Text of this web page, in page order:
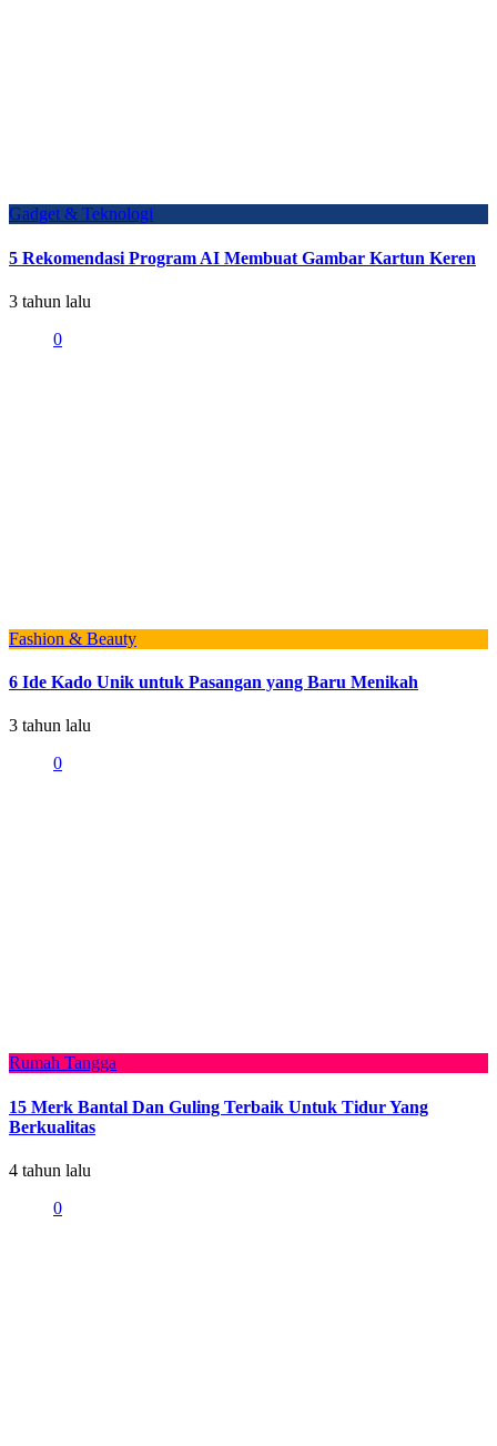
Gadget & Teknologi
5 Rekomendasi Program AI Membuat Gambar Kartun Keren
3 tahun lalu
0
Fashion & Beauty
6 Ide Kado Unik untuk Pasangan yang Baru Menikah
3 tahun lalu
0
Rumah Tangga
15 Merk Bantal Dan Guling Terbaik Untuk Tidur Yang
Berkualitas
4 tahun lalu
0